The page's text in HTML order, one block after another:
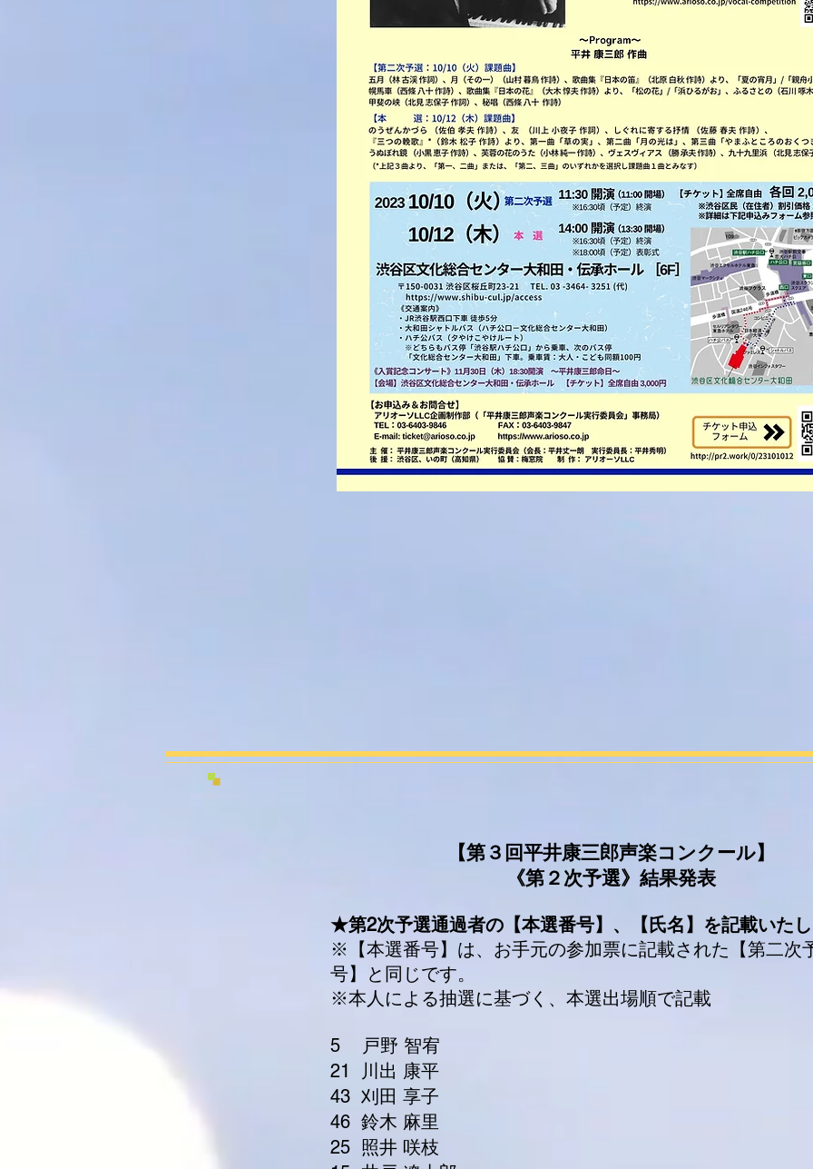
【第３回平井康三郎声楽コンクール】
《第２次予選》結果発表
★第2次予選通過者の【本選番号】、【氏名】を記載いた
※【本選番号】は、お手元の参加票に記載された【第二次
号】と同じです。
※本人による抽選に基づく、本選出場順で記載
5
戸野 智宥
21 川出 康平
43 刈田 享子
46 鈴木 麻里
25 照井 咲枝